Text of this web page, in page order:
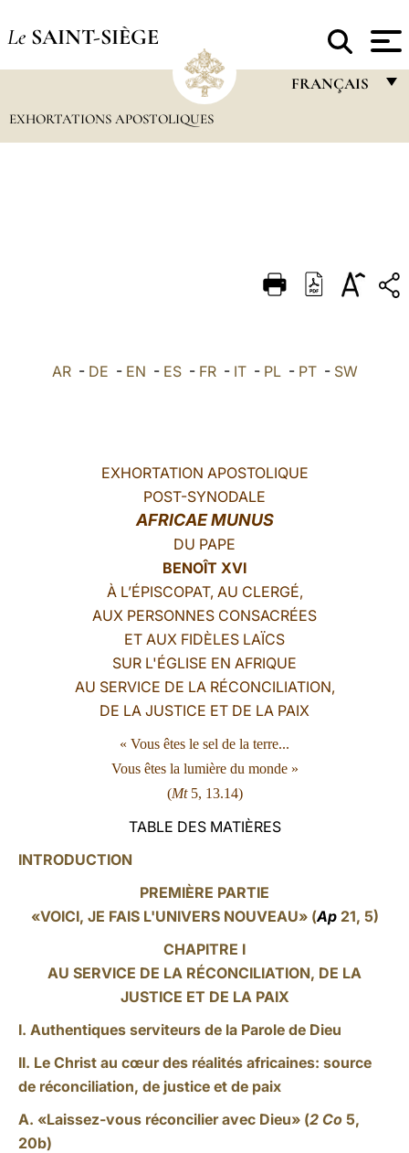
Le SAINT-SIÈGE
FRANÇAIS
DEUTSCH
العربيّة
EXHORTATIONS APOSTOLIQUES
AR- DE - EN - ES- FR- IT- PL- PT- SW
EXHORTATION APOSTOLIQUE
POST-SYNODALE
AFRICAE MUNUS
DU PAPE
BENOÎT XVI
À L’ÉPISCOPAT, AU CLERGÉ,
AUX PERSONNES CONSACRÉES
ET AUX FIDÈLES LAÏCS
SUR L'ÉGLISE EN AFRIQUE
AU SERVICE DE LA RÉCONCILIATION,
DE LA JUSTICE ET DE LA PAIX
« Vous êtes le sel de la terre...
Vous êtes la lumière du monde »
(Mt5, 13.14)
TABLE DES MATIÈRES
INTRODUCTION
PREMIÈRE PARTIE
«VOICI, JE FAIS L'UNIVERS NOUVEAU» (Ap21, 5)
CHAPITRE I
AU SERVICE DE LA RÉCONCILIATION, DE LA
JUSTICE ET DE LA PAIX
I. Authentiques serviteurs de la Parole de Dieu
II. Le Christ au cœur des réalités africaines: source
de réconciliation, de justice et de paix
A. «Laissez-vous réconcilier avec Dieu» (2 Co 5,
20b)